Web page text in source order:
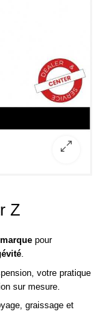
Z
pour
votre pratique
sur mesure.
graissage et